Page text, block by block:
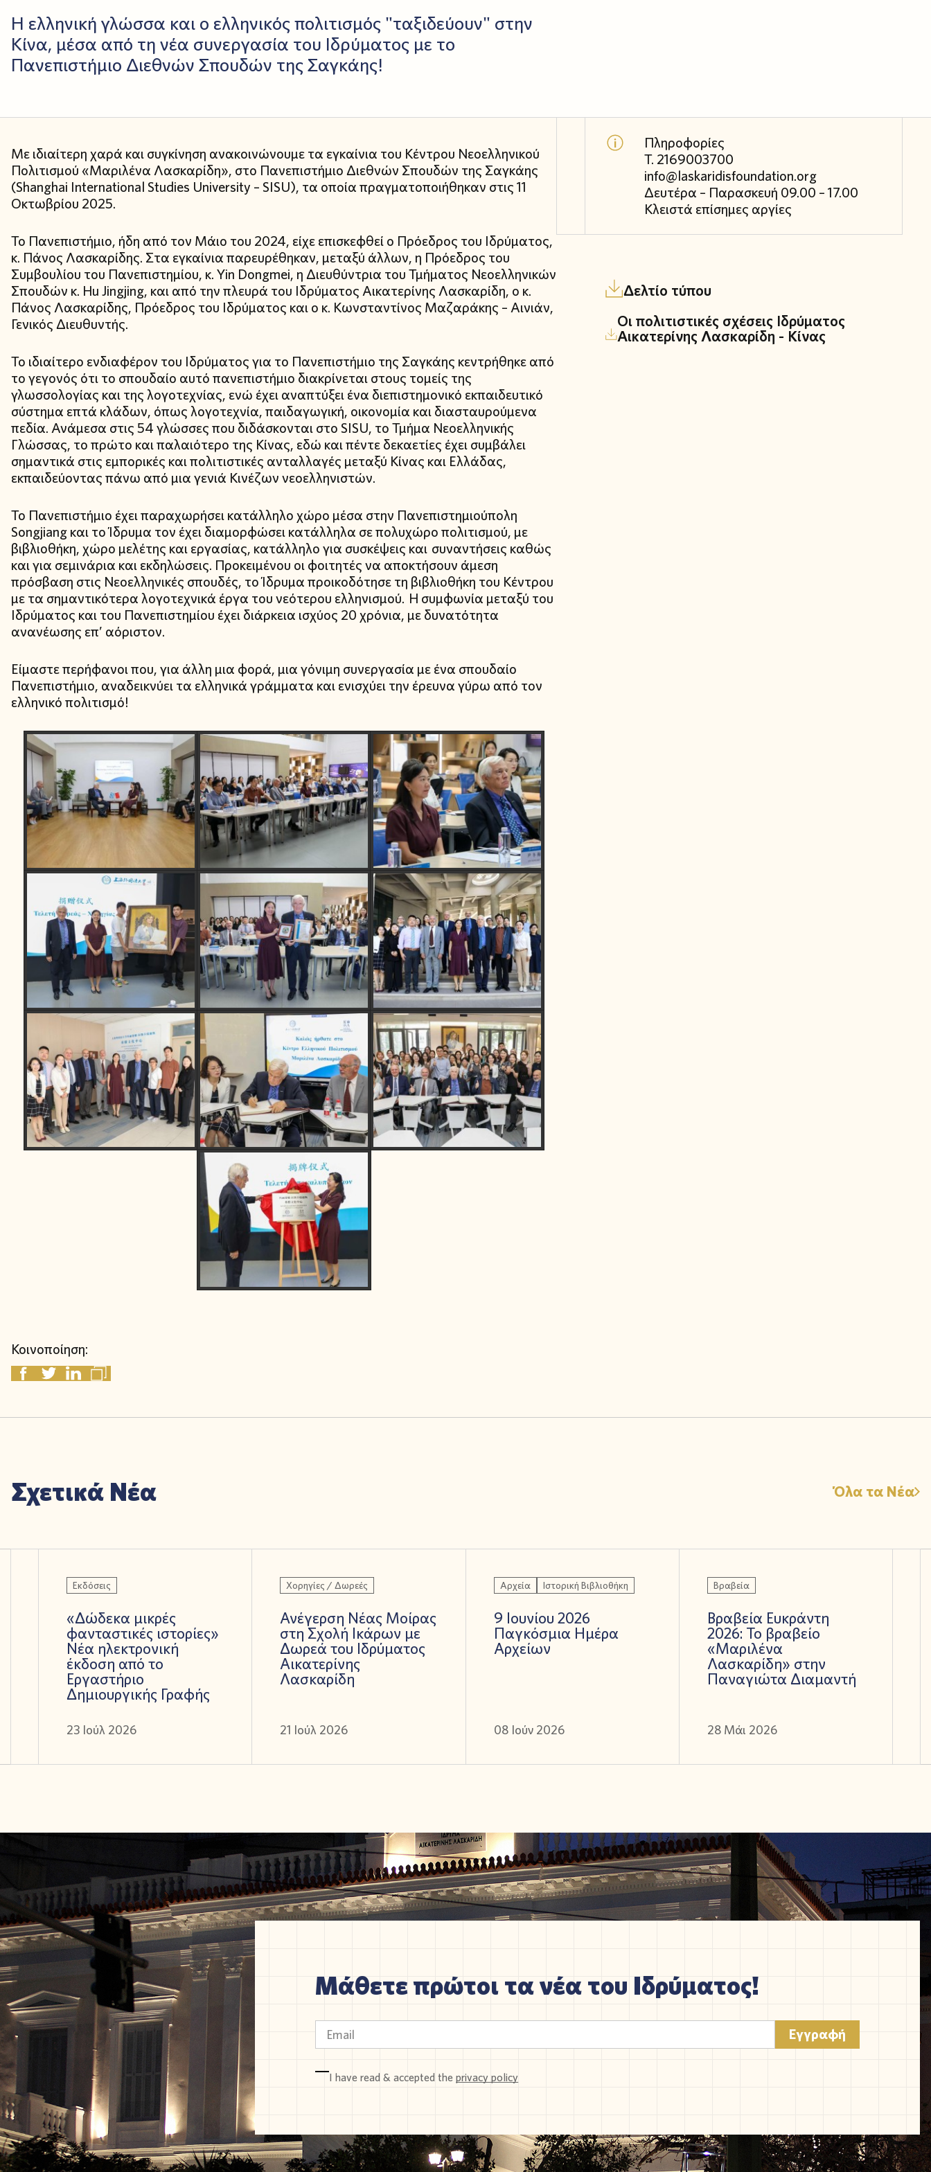
Η ελληνική γλώσσα και ο ελληνικός πολιτισμός "ταξιδεύουν" στην
Κίνα, μέσα από τη νέα συνεργασία του Ιδρύματος με το
Πανεπιστήμιο Διεθνών Σπουδών της Σαγκάης!
Με ιδιαίτερη χαρά και συγκίνηση ανακοινώνουμε τα εγκαίνια του Κέντρου Νεοελληνικού
Πολιτισμού «Μαριλένα Λασκαρίδη», στο Πανεπιστήμιο Διεθνών Σπουδών της Σαγκάης
(Shanghai International Studies University – SISU), τα οποία πραγματοποιήθηκαν στις 11
Οκτωβρίου 2025.
Το Πανεπιστήμιο, ήδη από τον Μάιο του 2024, είχε επισκεφθεί ο Πρόεδρος του Ιδρύματος,
κ. Πάνος Λασκαρίδης. Στα εγκαίνια παρευρέθηκαν, μεταξύ άλλων, η Πρόεδρος του
Συμβουλίου του Πανεπιστημίου, κ. Yin Dongmei, η Διευθύντρια του Τμήματος Νεοελληνικών
Σπουδών κ. Hu Jingjing, και από την πλευρά του Ιδρύματος Αικατερίνης Λασκαρίδη, ο κ.
Πάνος Λασκαρίδης, Πρόεδρος του Ιδρύματος και ο κ. Κωνσταντίνος Μαζαράκης – Αινιάν,
Γενικός Διευθυντής.
Το ιδιαίτερο ενδιαφέρον του Ιδρύματος για το Πανεπιστήμιο της Σαγκάης κεντρήθηκε από
το γεγονός ότι το σπουδαίο αυτό πανεπιστήμιο διακρίνεται στους τομείς της
γλωσσολογίας και της λογοτεχνίας, ενώ έχει αναπτύξει ένα διεπιστημονικό εκπαιδευτικό
σύστημα επτά κλάδων, όπως λογοτεχνία, παιδαγωγική, οικονομία και διασταυρούμενα
πεδία. Ανάμεσα στις 54 γλώσσες που διδάσκονται στο SISU, το Τμήμα Νεοελληνικής
Γλώσσας, το πρώτο και παλαιότερο της Κίνας, εδώ και πέντε δεκαετίες έχει συμβάλει
σημαντικά στις εμπορικές και πολιτιστικές ανταλλαγές μεταξύ Κίνας και Ελλάδας,
εκπαιδεύοντας πάνω από μια γενιά Κινέζων νεοελληνιστών.
Το Πανεπιστήμιο έχει παραχωρήσει κατάλληλο χώρο μέσα στην Πανεπιστημιούπολη
Songjiang και το Ίδρυμα τον έχει διαμορφώσει κατάλληλα σε πολυχώρο πολιτισμού, με
βιβλιοθήκη, χώρο μελέτης και εργασίας, κατάλληλο για συσκέψεις και συναντήσεις καθώς
και για σεμινάρια και εκδηλώσεις. Προκειμένου οι φοιτητές να αποκτήσουν άμεση
πρόσβαση στις Νεοελληνικές σπουδές, το Ίδρυμα προικοδότησε τη βιβλιοθήκη του Κέντρου
με τα σημαντικότερα λογοτεχνικά έργα του νεότερου ελληνισμού. Η συμφωνία μεταξύ του
Ιδρύματος και του Πανεπιστημίου έχει διάρκεια ισχύος 20 χρόνια, με δυνατότητα
ανανέωσης επ’ αόριστον.
Είμαστε περήφανοι που, για άλλη μια φορά, μια γόνιμη συνεργασία με ένα σπουδαίο
Πανεπιστήμιο, αναδεικνύει τα ελληνικά γράμματα και ενισχύει την έρευνα γύρω από τον
ελληνικό πολιτισμό!
Πληροφορίες
Τ. 2169003700
info@laskaridisfoundation.org
Δευτέρα – Παρασκευή 09.00 – 17.00
Κλειστά επίσημες αργίες
Δελτίο τύπου
Οι πολιτιστικές σχέσεις Ιδρύματος
Αικατερίνης Λασκαρίδη - Κίνας
Κοινοποίηση:
Σχετικά Νέα Όλα τα Νέα
Εκδόσεις
«Δώδεκα μικρές
φανταστικές ιστορίες»
Νέα ηλεκτρονική
έκδοση από το
Εργαστήριο
Δημιουργικής Γραφής
23 Ιούλ 2026
Χορηγίες / Δωρεές
Ανέγερση Νέας Μοίρας
στη Σχολή Ικάρων με
Δωρεά του Ιδρύματος
Αικατερίνης
Λασκαρίδη
21 Ιούλ 2026
Αρχεία Ιστορική Βιβλιοθήκη
9 Ιουνίου 2026
Παγκόσμια Ημέρα
Αρχείων
08 Ιούν 2026
Βραβεία
Βραβεία Ευκράντη
2026: Το βραβείο
«Μαριλένα
Λασκαρίδη» στην
Παναγιώτα Διαμαντή
28 Μάι 2026
Μάθετε πρώτοι τα νέα του Ιδρύματος!
I have read & accepted theprivacy policy